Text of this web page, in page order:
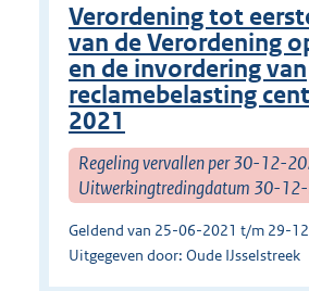
Verordening tot
van de Verordening
en de invordering van
reclamebelasting
2021
Regeling vervallen per 30-12-
Uitwerkingtredingdatum 30-
Geldend van 25-06-2021 t/m 29-
Uitgegeven door: Oude IJsselstreek